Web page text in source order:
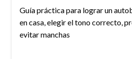
Guía práctica para lograr un
en casa, elegir el tono correcto,
evitar manchas